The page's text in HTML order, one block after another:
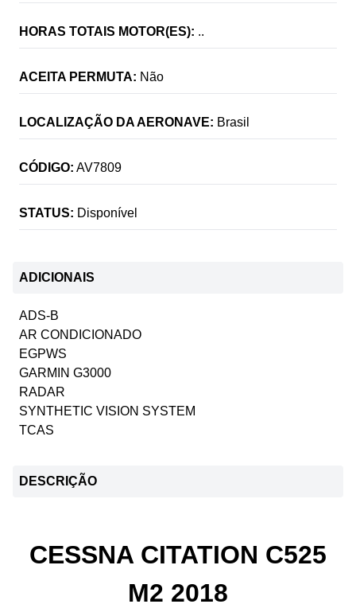
HORAS TOTAIS MOTOR(ES): ..
ACEITA PERMUTA: Não
LOCALIZAÇÃO DA AERONAVE: Brasil
CÓDIGO: AV7809
STATUS: Disponível
ADICIONAIS
ADS-B
AR CONDICIONADO
EGPWS
GARMIN G3000
RADAR
SYNTHETIC VISION SYSTEM
TCAS
DESCRIÇÃO
CESSNA CITATION C525
M2 2018